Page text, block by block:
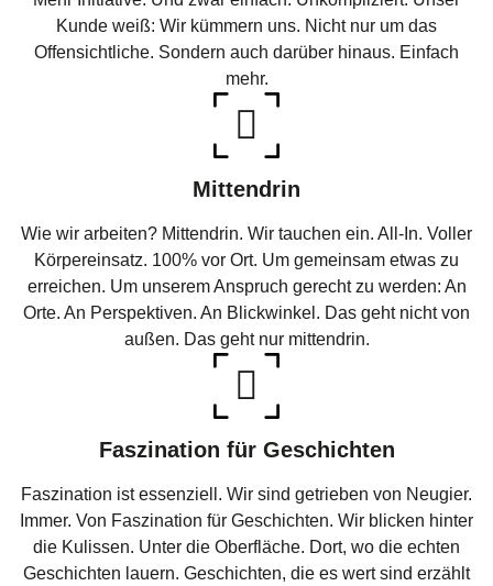
Kunde weiß: Wir kümmern uns. Nicht nur um das
Offensichtliche. Sondern auch darüber hinaus. Einfach
mehr.
Mittendrin
Wie wir arbeiten? Mittendrin. Wir tauchen ein. All-In. Voller
Körpereinsatz. 100% vor Ort. Um gemeinsam etwas zu
erreichen. Um unserem Anspruch gerecht zu werden: An
Orte. An Perspektiven. An Blickwinkel. Das geht nicht von
außen. Das geht nur mittendrin.
Faszination für Geschichten
Faszination ist essenziell. Wir sind getrieben von Neugier.
Immer. Von Faszination für Geschichten. Wir blicken hinter
die Kulissen. Unter die Oberfläche. Dort, wo die echten
Geschichten lauern. Geschichten, die es wert sind erzählt